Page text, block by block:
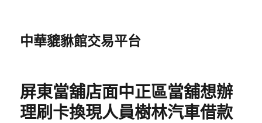
中華貔貅館交易平台
屏東當舖店面中正區當舖想辦
理刷卡換現人員樹林汽車借款